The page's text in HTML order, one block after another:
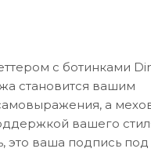
с ботинками
становится вашим
а
вашего
это ваша подпись